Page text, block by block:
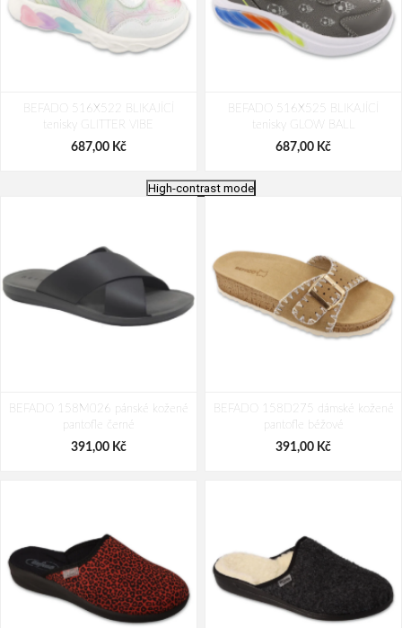
BEFADO 516X522 BLIKAJÍCÍ
tenisky GLITTER VIBE
687,00 Kč
BEFADO 516X525 BLIKAJÍCÍ
tenisky GLOW BALL
687,00 Kč
GLOW BALL
687,00 Kč
tenisky GLOW BALL
687,00 Kč
High-contrast mode
BEFADO 158M026 pánské kožené
pantofle černé
391,00 Kč
BEFADO 158D275 dámské kožené
pantofle béžové
391,00 Kč